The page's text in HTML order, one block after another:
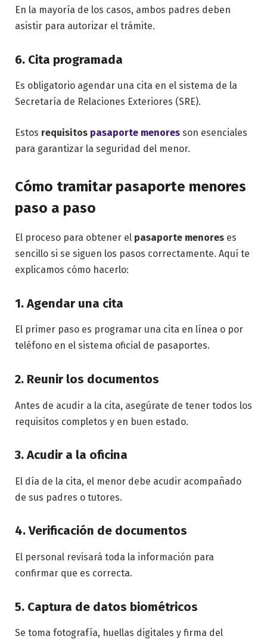
En la mayoría de los casos, ambos padres deben
asistir para autorizar el trámite.
6. Cita programada
Es obligatorio agendar una cita en el sistema de la
Secretaría de Relaciones Exteriores (SRE).
Estos requisitos pasaporte menores son esenciales
para garantizar la seguridad del menor.
Cómo tramitar pasaporte menores
paso a paso
El proceso para obtener el pasaporte menores es
sencillo si se siguen los pasos correctamente. Aquí te
explicamos cómo hacerlo:
1. Agendar una cita
El primer paso es programar una cita en línea o por
teléfono en el sistema oficial de pasaportes.
2. Reunir los documentos
Antes de acudir a la cita, asegúrate de tener todos los
requisitos completos y en buen estado.
3. Acudir a la oficina
El día de la cita, el menor debe acudir acompañado
de sus padres o tutores.
4. Verificación de documentos
El personal revisará toda la información para
confirmar que es correcta.
5. Captura de datos biométricos
Se toma fotografía, huellas digitales y firma del